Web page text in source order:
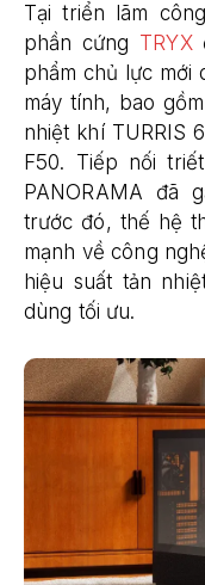
Tại triển lãm
phần cứng TRYX
phẩm chủ lực mới
máy tính, bao
nhiệt khí TURRIS
F50. Tiếp nối
PANORAMA đã
trước đó, thế hệ
mạnh về công
hiệu suất tản
dùng tối ưu.